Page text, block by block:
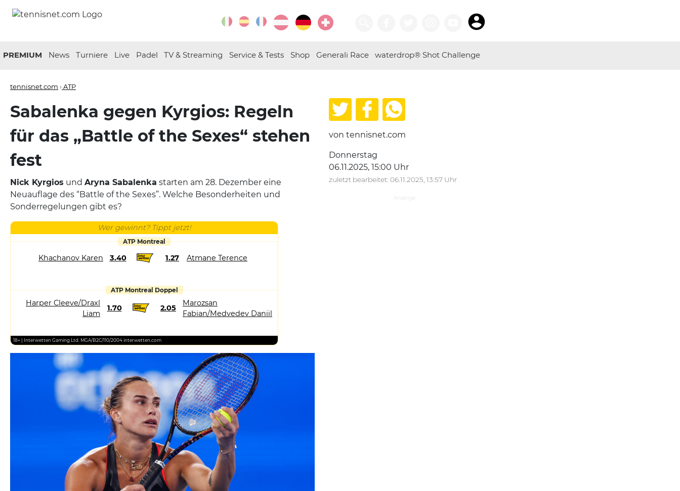
PREMIUM News Turniere Live Padel TV & Streaming Service & Tests Shop Generali Race waterdrop® Shot Challenge
tennisnet.com › ATP
Sabalenka gegen Kyrgios: Regeln
für das „Battle of the Sexes“ stehen
fest
Nick Kyrgios und Aryna Sabalenka starten am 28. Dezember eine
Neuauflage des “Battle of the Sexes”. Welche Besonderheiten und
Sonderregelungen gibt es?
Wer gewinnt? Tippt jetzt!
ATP Montreal
Khachanov Karen 3.40 1.27 Atmane Terence
ATP Montreal Doppel
Harper Cleeve/Draxl
Liam
1.70 2.05
Marozsan
Fabian/Medvedev Daniil
18+ | Interwetten Gaming Ltd. MGA/B2C/110/2004 interwetten.com
von tennisnet.com
Donnerstag
06.11.2025, 15:00 Uhr
zuletzt bearbeitet: 06.11.2025, 13:57 Uhr